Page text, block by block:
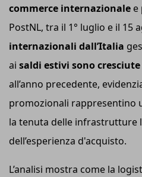
commerce internazionale e
PostNL, tra il 1° luglio e il 15
internazionali dall’Italia
ai saldi estivi sono cresciute
all’anno precedente,
promozionali rappresentino
la tenuta delle infrastrutture
dell’esperienza d'acquisto.
L’analisi mostra come la